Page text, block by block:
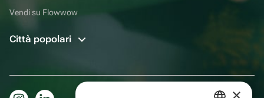
Vendi su Flowwow
Città popolari